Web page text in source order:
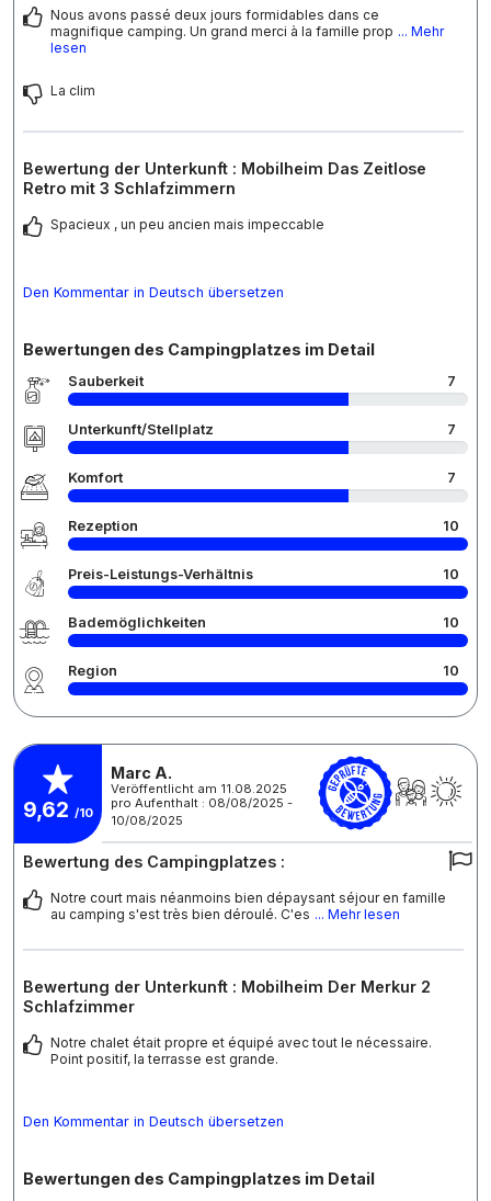
Nous avons passé deux jours formidables dans ce
magnifique camping. Un grand merci à la famille prop ... Mehr
lesen
La clim
Bewertung der Unterkunft : Mobilheim Das Zeitlose
Retro mit 3 Schlafzimmern
Spacieux , un peu ancien mais impeccable
Den Kommentar in Deutsch übersetzen
Bewertungen des Campingplatzes im Detail
Sauberkeit 7
Unterkunft/Stellplatz 7
Komfort 7
Rezeption 10
Preis-Leistungs-Verhältnis 10
Bademöglichkeiten 10
Region 10
9,62 /10
Marc A.
Veröffentlicht am 11.08.2025
pro Aufenthalt : 08/08/2025 -
10/08/2025
Bewertung des Campingplatzes :
Notre court mais néanmoins bien dépaysant séjour en famille
au camping s'est très bien déroulé. C'es ... Mehr lesen
Bewertung der Unterkunft : Mobilheim Der Merkur 2
Schlafzimmer
Notre chalet était propre et équipé avec tout le nécessaire.
Point positif, la terrasse est grande.
Den Kommentar in Deutsch übersetzen
Bewertungen des Campingplatzes im Detail